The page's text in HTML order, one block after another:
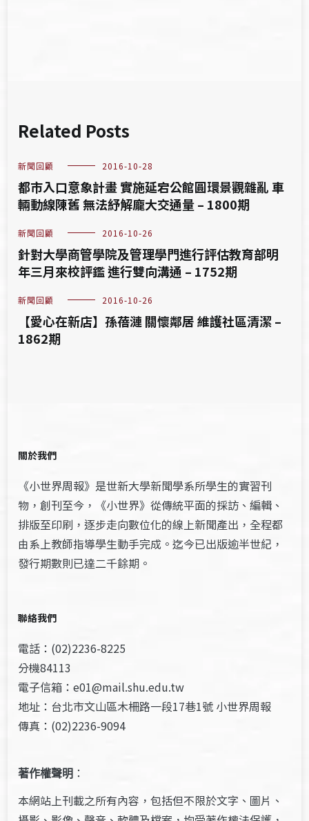
Related Posts
新聞回顧 2016-10-28
都市入口意象計畫 實施延宕公館圓環景觀雜亂 車
輛動線陳舊 無法紓解龐大交通量 – 1800期
新聞回顧 2016-10-26
針對大學商管學院及管理學門進行評估教育部明
年三月來校評鑑 進行雙向溝通 – 1752期
新聞回顧 2016-10-26
【愛心在新店】孫蓓漣 關懷鄰居 維護社區清潔 –
1862期
關於我們
《小世界周報》是世新大學新聞學系所學生的實習刊
物，創刊至今，《小世界》從傳統平面的採訪、編輯、
排版至印刷，逐步走向數位化的線上新聞產出，全程都
由系上教師指導學生動手完成。迄今已出版逾半世紀，
發行期數則已達二千餘期。
聯絡我們
電話：(02)2236-8225
分機84113
電子信箱：e01@mail.shu.edu.tw
地址：台北市文山區木柵路一段17巷1號 小世界周報
傳真：(02)2236-9094
著作權聲明 ：
本網站上刊載之所有內容，包括但不限於文字、圖片、